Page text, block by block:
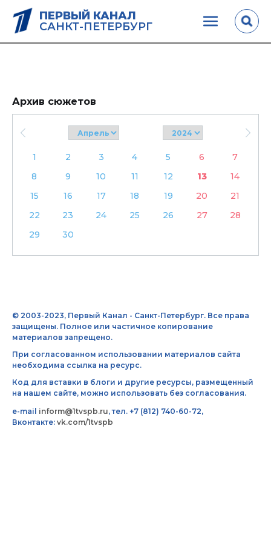
ПЕРВЫЙ КАНАЛ
САНКТ-ПЕТЕРБУРГ
Архив сюжетов
1 2 3 4 5 6
7
8
9 10 11 12 13
14
15
16 17 18 19 20
21
22
23 24 25 26 27
28
29
30
© 2003-2023, Первый Канал - Санкт-Петербург. Все права
защищены. Полное или частичное копирование
материалов запрещено.
При согласованном использовании материалов сайта
необходима ссылка на ресурс.
Код для вставки в блоги и другие ресурсы, размещенный
на нашем сайте, можно использовать без согласования.
e-mail inform@1tvspb.ru, тел. +7 (812) 740-60-72,
Вконтакте: vk.com/1tvspb